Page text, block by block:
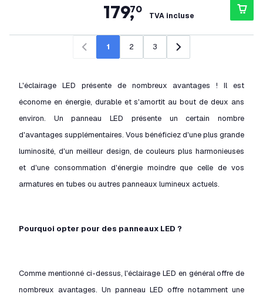
179,
70
TVA incluse
Précédent
1 2 3 Suivant
L'éclairage LED présente de nombreux avantages ! Il est
économe en énergie, durable et s'amortit au bout de deux ans
environ. Un panneau LED présente un certain nombre
d'avantages supplémentaires. Vous bénéficiez d'une plus grande
luminosité, d'un meilleur design, de couleurs plus harmonieuses
et d'une consommation d'énergie moindre que celle de vos
armatures en tubes ou autres panneaux lumineux actuels.
Pourquoi opter pour des panneaux LED ?
Comme mentionné ci-dessus, l'éclairage LED en général offre de
nombreux avantages. Un panneau LED offre notamment une